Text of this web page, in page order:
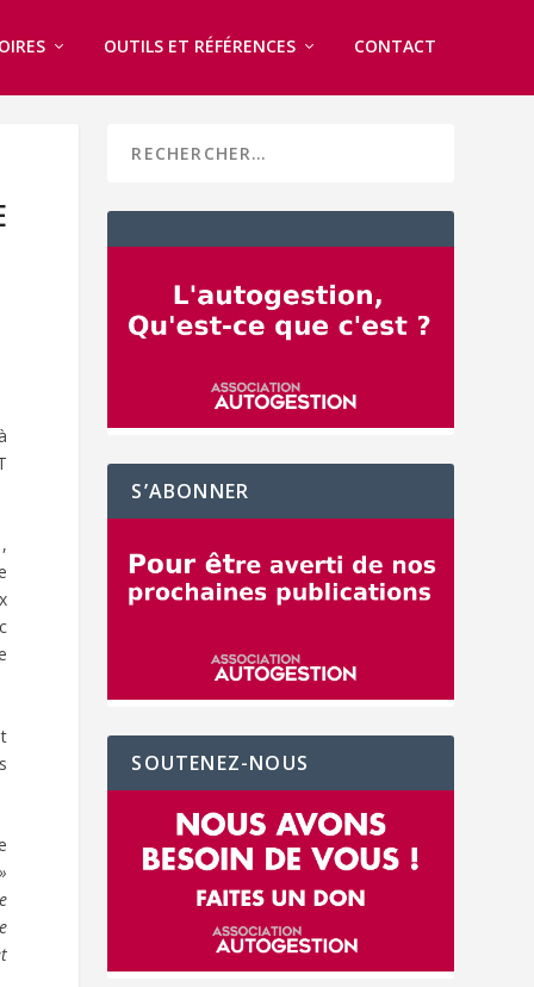
OUTILS ET RÉFÉRENCES CONTACT
S’ABONNER
SOUTENEZ-NOUS